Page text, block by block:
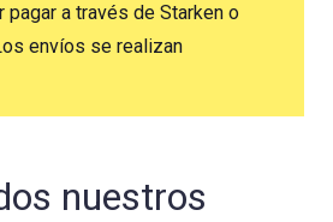
pagar a través de Starken o
envíos se realizan
nuestros